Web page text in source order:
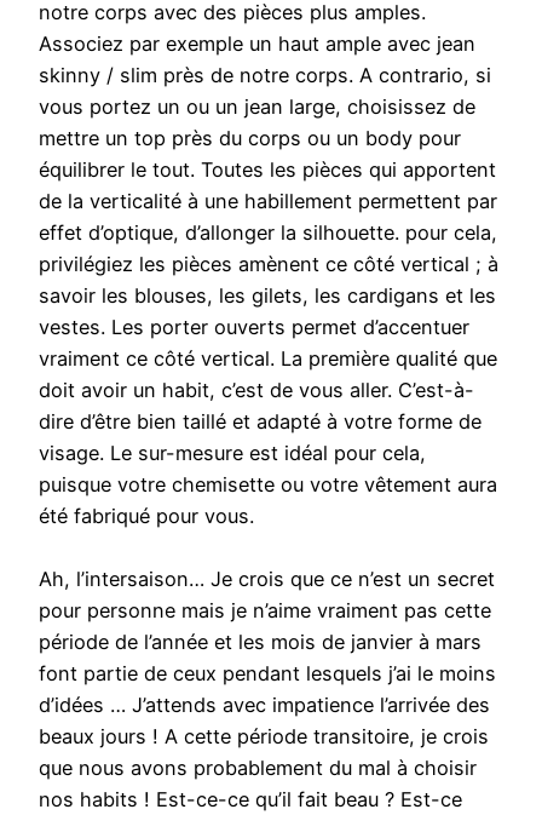
notre corps avec des pièces plus amples.
Associez par exemple un haut ample avec jean
skinny / slim près de notre corps. A contrario, si
vous portez un ou un jean large, choisissez de
mettre un top près du corps ou un body pour
équilibrer le tout. Toutes les pièces qui apportent
de la verticalité à une habillement permettent par
effet d’optique, d’allonger la silhouette. pour cela,
privilégiez les pièces amènent ce côté vertical ; à
savoir les blouses, les gilets, les cardigans et les
vestes. Les porter ouverts permet d’accentuer
vraiment ce côté vertical. La première qualité que
doit avoir un habit, c’est de vous aller. C’est-à-
dire d’être bien taillé et adapté à votre forme de
visage. Le sur-mesure est idéal pour cela,
puisque votre chemisette ou votre vêtement aura
été fabriqué pour vous.
Ah, l’intersaison… Je crois que ce n’est un secret
pour personne mais je n’aime vraiment pas cette
période de l’année et les mois de janvier à mars
font partie de ceux pendant lesquels j’ai le moins
d’idées … J’attends avec impatience l’arrivée des
beaux jours ! A cette période transitoire, je crois
que nous avons probablement du mal à choisir
nos habits ! Est-ce-ce qu’il fait beau ? Est-ce